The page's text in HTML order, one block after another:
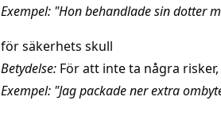
Exempel: "Hon behandlade sin dotter
för säkerhets skull
Betydelse: För att inte ta några
Exempel: "Jag packade ner extra